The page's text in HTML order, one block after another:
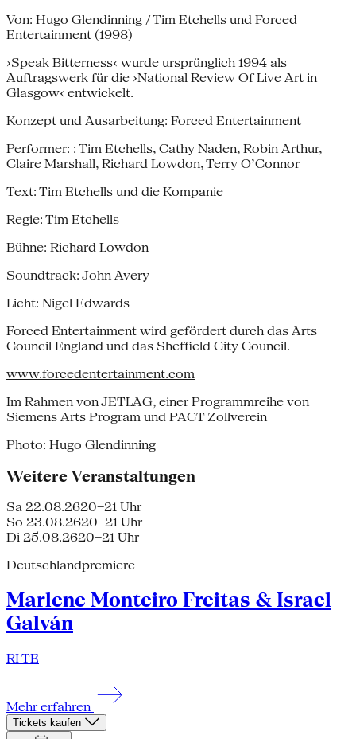
Von: Hugo Glendinning / Tim Etchells und Forced
Entertainment (1998)
›Speak Bitterness‹ wurde ursprünglich 1994 als
Auftragswerk für die ›National Review Of Live Art in
Glasgow‹ entwickelt.
Konzept und Ausarbeitung: Forced Entertainment
Performer: : Tim Etchells, Cathy Naden, Robin Arthur,
Claire Marshall, Richard Lowdon, Terry O’Connor
Text: Tim Etchells und die Kompanie
Regie: Tim Etchells
Bühne: Richard Lowdon
Soundtrack: John Avery
Licht: Nigel Edwards
Forced Entertainment wird gefördert durch das Arts
Council England und das Sheffield City Council.
www.forcedentertainment.com
Im Rahmen von JETLAG, einer Programmreihe von
Siemens Arts Program und PACT Zollverein
Photo: Hugo Glendinning
Weitere Veranstaltungen
Sa 22.08.2620–21 Uhr
So 23.08.2620–21 Uhr
Di 25.08.2620–21 Uhr
Deutschlandpremiere
Marlene Monteiro Freitas & Israel
Galván
RI TE
Mehr erfahren
Tickets kaufen